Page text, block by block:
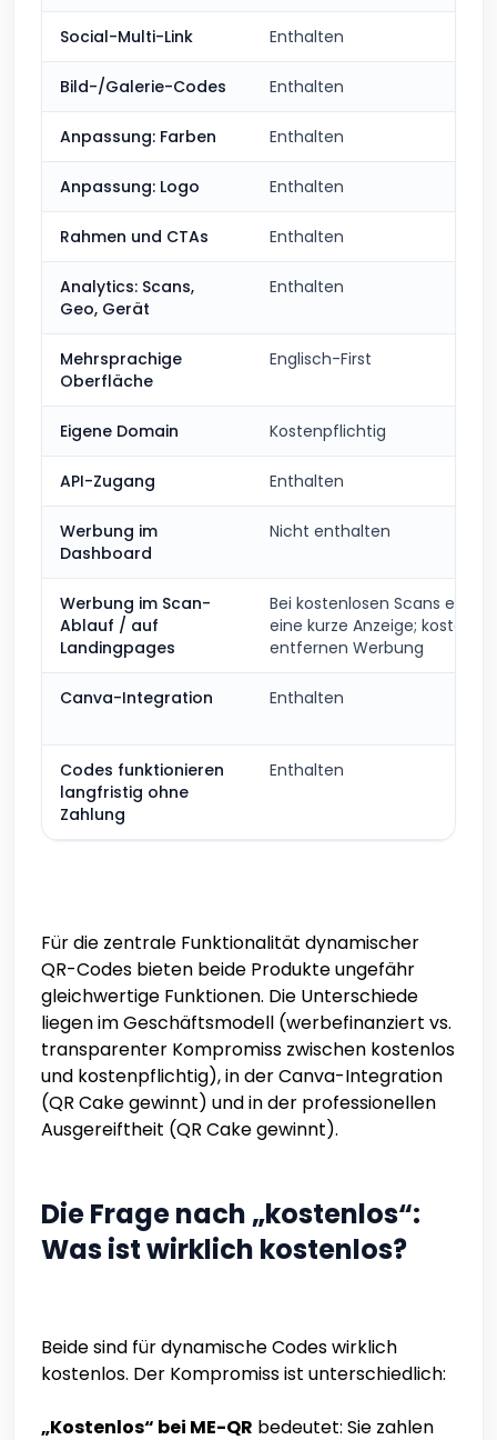
Social-Multi-Link Enthalten
Bild-/Galerie-Codes Enthalten
Anpassung: Farben Enthalten
Anpassung: Logo Enthalten
Rahmen und CTAs Enthalten
Analytics: Scans,
Geo, Gerät
Enthalten
Mehrsprachige
Oberfläche
Englisch-First
Eigene Domain Kostenpflichtig
API-Zugang Enthalten
Werbung im
Dashboard
Nicht enthalten
Werbung im Scan-
Ablauf / auf
Landingpages
Bei kostenlosen Scans
eine kurze Anzeige;
entfernen Werbung
Canva-Integration Enthalten
Codes funktionieren
langfristig ohne
Zahlung
Enthalten
Für die zentrale Funktionalität dynamischer
QR-Codes bieten beide Produkte ungefähr
gleichwertige Funktionen. Die Unterschiede
liegen im Geschäftsmodell (werbefinanziert vs.
transparenter Kompromiss zwischen kostenlos
und kostenpflichtig), in der Canva-Integration
(QR Cake gewinnt) und in der professionellen
Ausgereiftheit (QR Cake gewinnt).
Die Frage nach „kostenlos“:
Was ist wirklich kostenlos?
Beide sind für dynamische Codes wirklich
kostenlos. Der Kompromiss ist unterschiedlich:
„Kostenlos“ bei ME-QR bedeutet: Sie zahlen